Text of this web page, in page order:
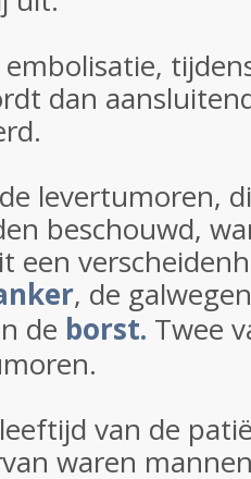
dan
levertumoren,
beschouwd,
een
, de
de borst. Twee
van de
waren